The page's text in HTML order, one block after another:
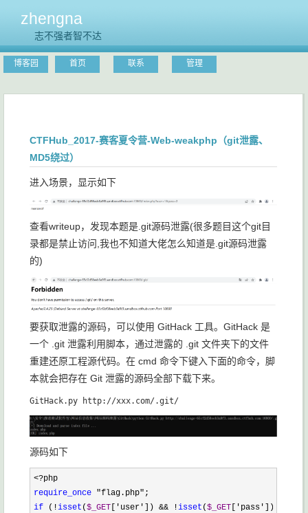
zhengna
志不强者智不达
博客园 首页 联系 管理
CTFHub_2017-赛客夏令营-Web-weakphp（git泄露、
MD5绕过）
进入场景，显示如下
查看writeup，发现本题是.git源码泄露(很多题目这个git目
录都是禁止访问,我也不知道大佬怎么知道是.git源码泄露
的)
要获取泄露的源码，可以使用 GitHack 工具。GitHack 是
一个 .git 泄露利用脚本，通过泄露的 .git 文件夹下的文件
重建还原工程源代码。在 cmd 命令下键入下面的命令，脚
本就会把存在 Git 泄露的源码全部下载下来。
源码如下
<?
require_once "flag.php"
if (!isset ($_GET ['user']) && !isset ($_GET ['pass' ])) {